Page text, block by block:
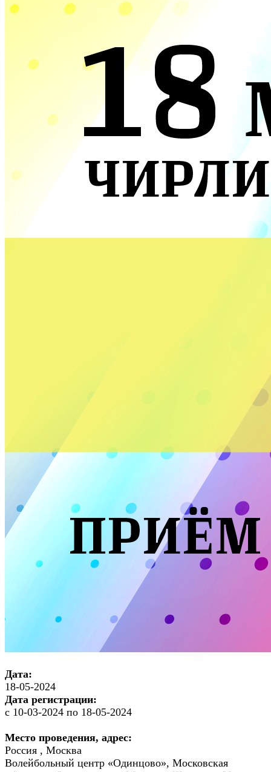
Дата:
18-05-2024
Дата регистрации:
с 10-03-2024 по 18-05-2024
Место проведения, адрес:
Россия , Москва
Волейбольный центр «Одинцово», Московская